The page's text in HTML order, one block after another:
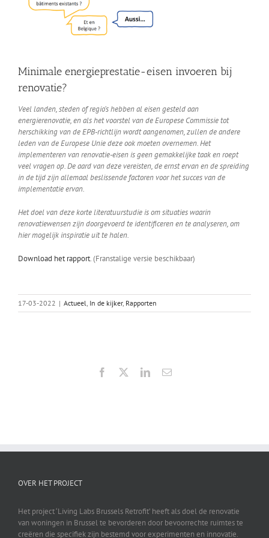
Minimale energieprestatie-eisen invoeren bij
renovatie?
Veel landen, steden of regio’s hebben al eisen gesteld aan
energierenovatie, en als het voorstel van de Europese Commissie tot
herschikking van de EPB-richtlijn wordt aangenomen, zullen de andere
leden van de Europese Unie deze ook moeten overnemen.Het
implementeren van renovatie-eisen is geen gemakkelijke taak en roept
veel vragen op.De aard van deze vereisten, de ernst ervan en de spreiding
in de tijd zijn allemaal beslissende factoren voor het succes van de
implementatie ervan.
Het doel van deze korte literatuurstudie is om situaties waarin
renovatiewensen zijn doorgevoerd te identificeren en te analyseren, om
hier mogelijk inspiratie uit te halen.
Download het rapport. (Franstalige versie beschikbaar)
17-03-2022 | Actueel, In de kijker, Rapporten
Facebook LinkedIn
E-
OVER HET PROJECT
Het project ‘Living Labs Brussels Retrofit’ heeft als doel de renovatie
van woningen in Brussel te bevorderen door bevoorrechte ruimtes te
creëren die specifiek zijn bestemd voor experimenten en innovatie.